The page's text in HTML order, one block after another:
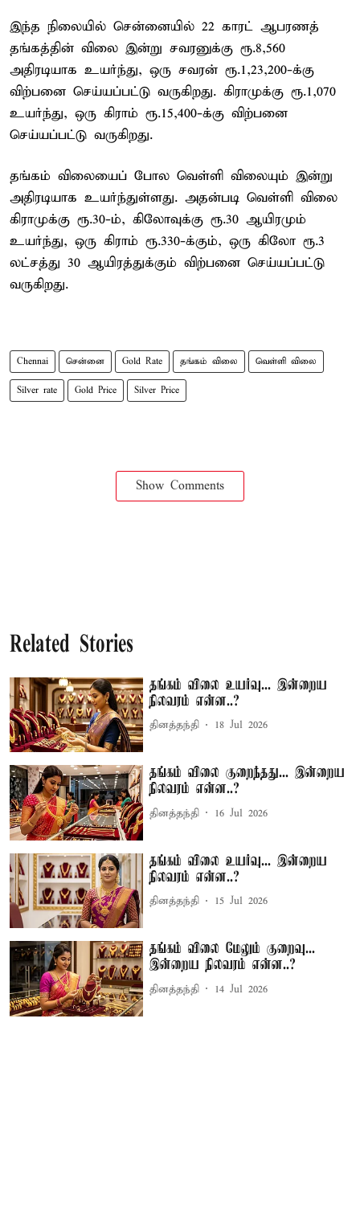
இந்த நிலையில் சென்னையில் 22 காரட் ஆபரணத்
தங்கத்தின் விலை இன்று சவரனுக்கு ரூ.8,560
அதிரடியாக உயர்ந்து, ஒரு சவரன் ரூ.1,23,200-க்கு
விற்பனை செய்யப்பட்டு வருகிறது. கிராமுக்கு ரூ.1,070
உயர்ந்து, ஒரு கிராம் ரூ.15,400-க்கு விற்பனை
செய்யப்பட்டு வருகிறது.
தங்கம் விலையைப் போல வெள்ளி விலையும் இன்று
அதிரடியாக உயர்ந்துள்ளது. அதன்படி வெள்ளி விலை
கிராமுக்கு ரூ.30-ம், கிலோவுக்கு ரூ.30 ஆயிரமும்
உயர்ந்து, ஒரு கிராம் ரூ.330-க்கும், ஒரு கிலோ ரூ.3
லட்சத்து 30 ஆயிரத்துக்கும் விற்பனை செய்யப்பட்டு
வருகிறது.
Chennai சென்னை Gold Rate தங்கம் விலை வெள்ளி விலை
Silver rate Gold Price Silver Price
Show Comments
Related Stories
தங்கம் விலை உயர்வு... இன்றைய
நிலவரம் என்ன..?
தினத்தந்தி 18 Jul 2026
தங்கம் விலை குறைந்தது... இன்றைய
நிலவரம் என்ன..?
தினத்தந்தி 16 Jul 2026
தங்கம் விலை உயர்வு... இன்றைய
நிலவரம் என்ன..?
தினத்தந்தி 15 Jul 2026
தங்கம் விலை மேலும் குறைவு...
இன்றைய நிலவரம் என்ன..?
தினத்தந்தி 14 Jul 2026